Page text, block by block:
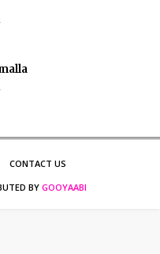
CONTACT US
BY GOOYAABI